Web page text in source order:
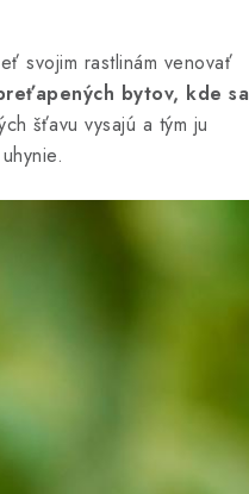
svojim rastlinám venovať
bytov, kde sa
šťavu vysajú a tým ju